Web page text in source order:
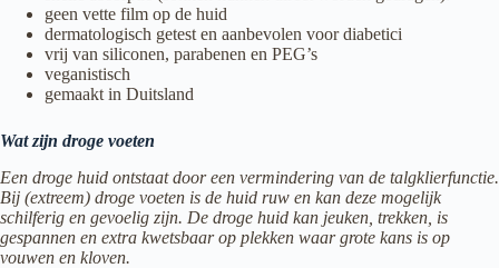
geen vette film op de huid
dermatologisch getest en aanbevolen voor diabetici
vrij van siliconen, parabenen en PEG’s
veganistisch
gemaakt in Duitsland
Wat zijn droge voeten
Een droge huid ontstaat door een vermindering van de talgklierfunctie.
Bij (extreem) droge voeten is de huid ruw en kan deze mogelijk
schilferig en gevoelig zijn. De droge huid kan jeuken, trekken, is
gespannen en extra kwetsbaar op plekken waar grote kans is op
vouwen en kloven.